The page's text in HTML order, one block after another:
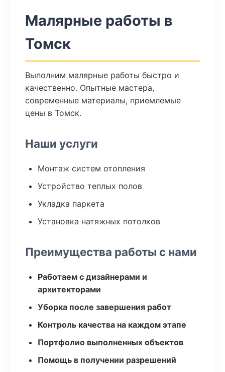
Малярные работы в
Томск
Выполним малярные работы быстро и
качественно. Опытные мастера,
современные материалы, приемлемые
цены в Томск.
Наши услуги
Монтаж систем отопления
Устройство теплых полов
Укладка паркета
Установка натяжных потолков
Преимущества работы с нами
Работаем с дизайнерами и
архитекторами
Уборка после завершения работ
Контроль качества на каждом этапе
Портфолио выполненных объектов
Помощь в получении разрешений